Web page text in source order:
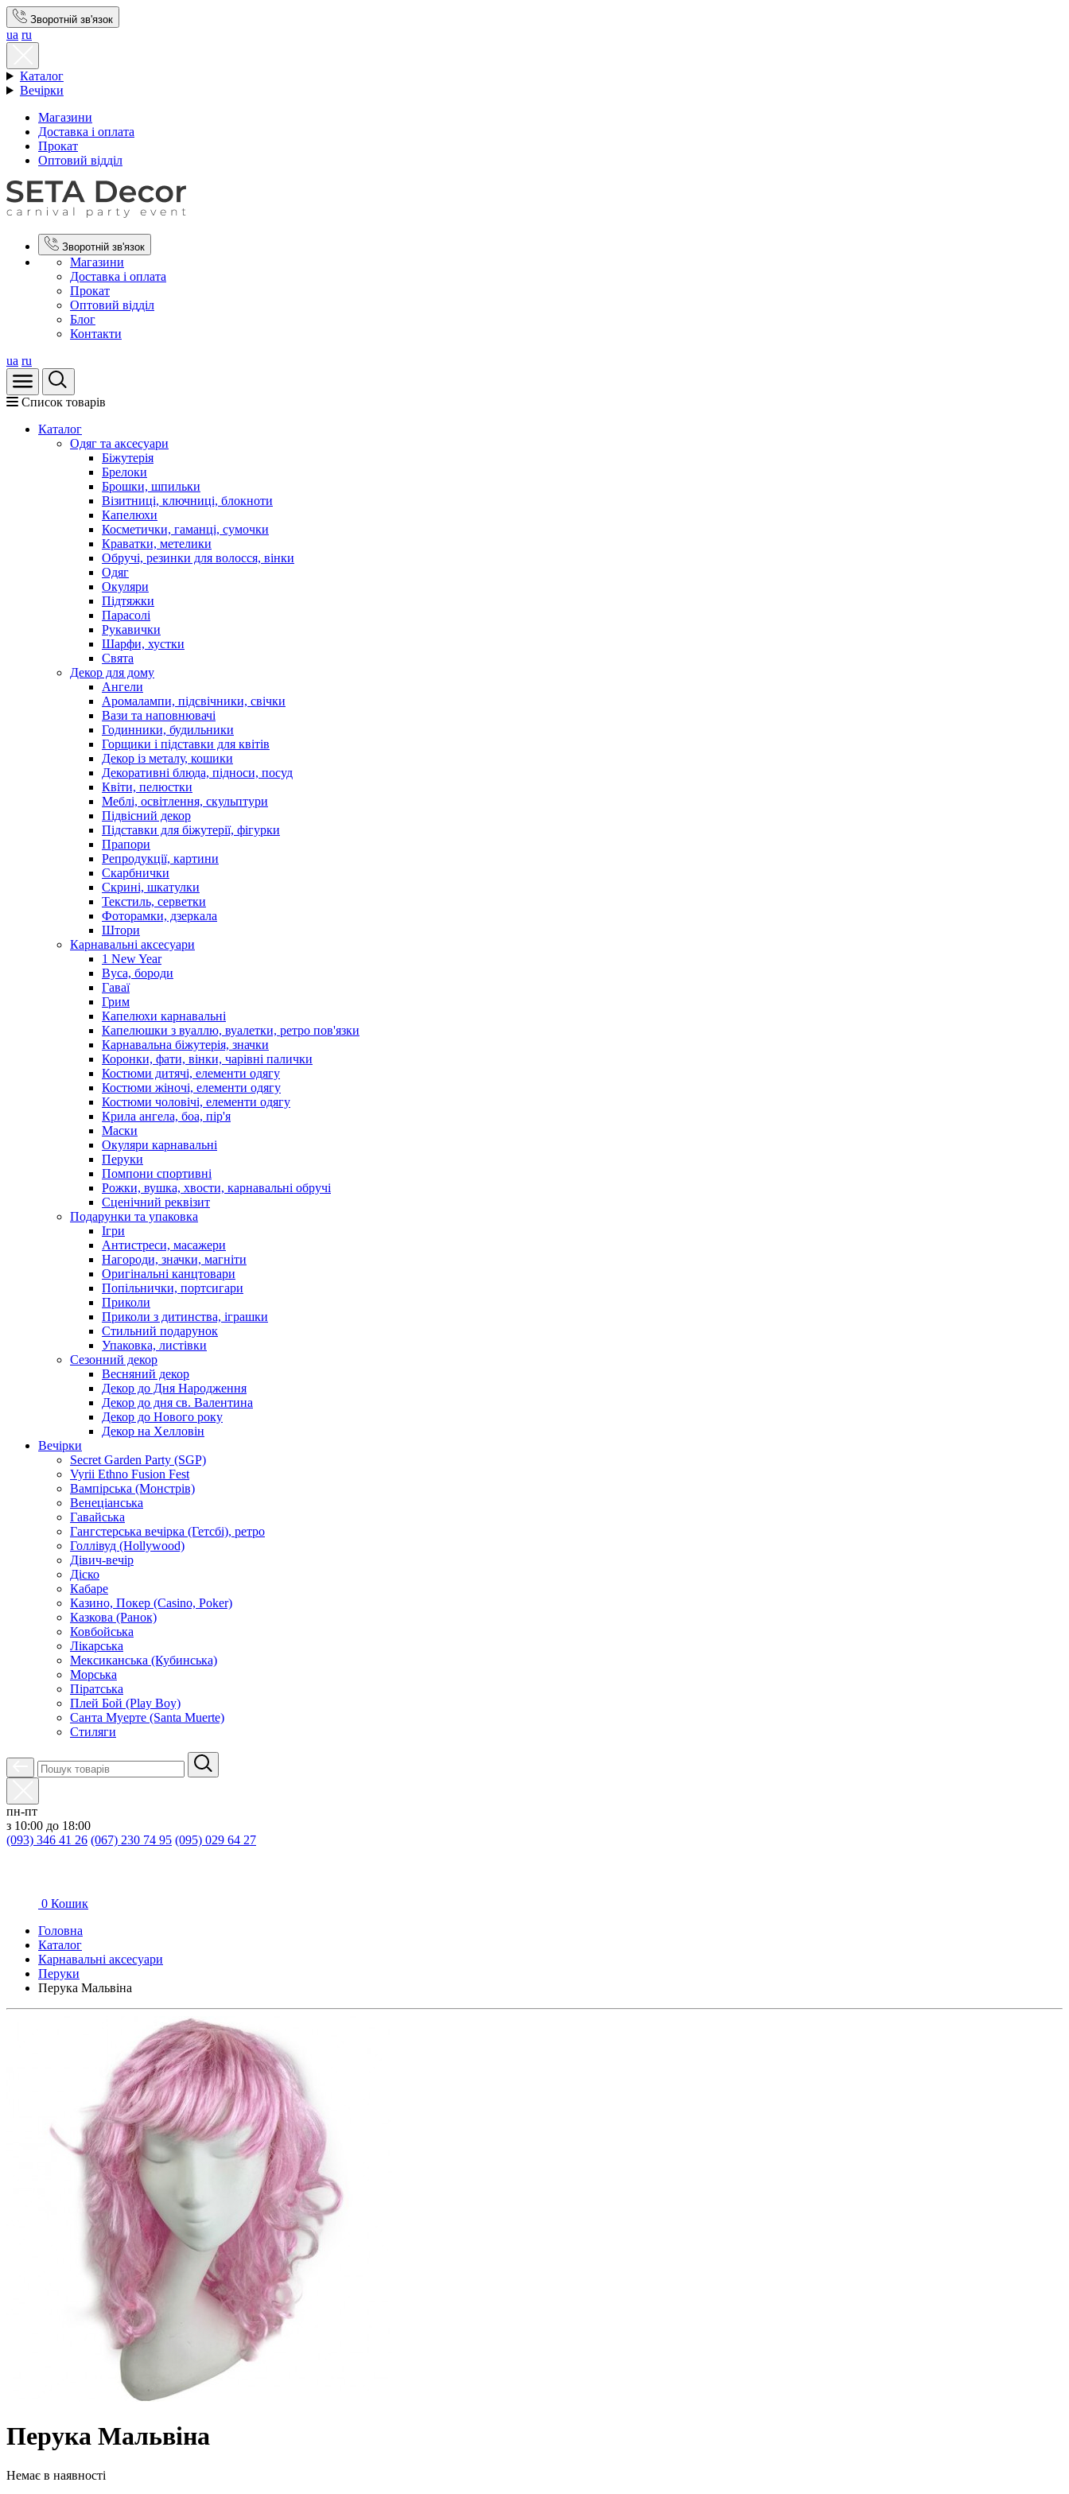
Зворотній зв'язок
ua ru
Каталог
Вечірки
Магазини
Доставка і оплата
Прокат
Оптовий відділ
Зворотній зв'язок
Магазини
Доставка і оплата
Прокат
Оптовий відділ
Блог
Контакти
ua ru
Список товарів
Каталог
Oдяг та аксесуари
Біжутерія
Брелоки
Брошки, шпильки
Візитниці, ключниці, блокноти
Капелюхи
Косметички, гаманці, сумочки
Краватки, метелики
Обручі, резинки для волосся, вінки
Одяг
Окуляри
Підтяжки
Парасолі
Рукавички
Шарфи, хустки
Свята
Декор для дому
Ангели
Аромалампи, підсвічники, свічки
Вази та наповнювачі
Годинники, будильники
Горщики і підставки для квітів
Декор із металу, кошики
Декоративні блюда, підноси, посуд
Квіти, пелюстки
Меблі, освітлення, скульптури
Підвісний декор
Підставки для біжутерії, фігурки
Прапори
Репродукції, картини
Скарбнички
Скрині, шкатулки
Текстиль, серветки
Фоторамки, дзеркала
Штори
Карнавальні аксесуари
1 New Year
Вуса, бороди
Гаваї
Грим
Капелюхи карнавальні
Капелюшки з вуаллю, вуалетки, ретро пов'язки
Карнавальна біжутерія, значки
Коронки, фати, вінки, чарівні палички
Костюми дитячі, елементи одягу
Костюми жіночі, елементи одягу
Костюми чоловічі, елементи одягу
Крила ангела, боа, пір'я
Маски
Окуляри карнавальні
Перуки
Помпони спортивні
Рожки, вушка, хвости, карнавальні обручі
Сценічний реквізит
Подарунки та упаковка
Ігри
Антистреси, масажери
Нагороди, значки, магніти
Оригінальні канцтовари
Попільнички, портсигари
Приколи
Приколи з дитинства, іграшки
Стильний подарунок
Упаковка, листівки
Сезонний декор
Весняний декор
Декор до Дня Народження
Декор до дня св. Валентина
Декор до Нового року
Декор на Хелловін
Вечірки
Secret Garden Party (SGP)
Vyrii Ethno Fusion Fest
Вампірська (Монстрів)
Венеціанська
Гавайська
Гангстерська вечірка (Гетсбі), ретро
Голлівуд (Hollywood)
Дівич-вечір
Діско
Кабаре
Казино, Покер (Casino, Poker)
Казкова (Ранок)
Ковбойська
Лікарська
Мексиканська (Кубинська)
Морська
Піратська
Плей Бой (Play Boy)
Санта Муерте (Santa Muerte)
Стиляги
пн-пт
з 10:00 до 18:00
(093) 346 41 26 (067) 230 74 95 (095) 029 64 27
0 Кошик
Головна
Каталог
Карнавальні аксесуари
Перуки
Перука Мальвіна
Перука Мальвіна
Немає в наявності